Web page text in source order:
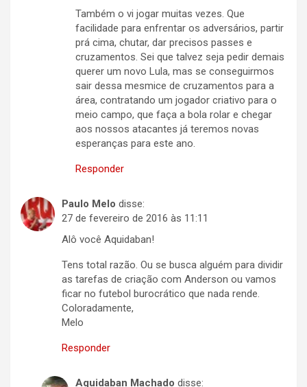
Também o vi jogar muitas vezes. Que
facilidade para enfrentar os adversários, partir
prá cima, chutar, dar precisos passes e
cruzamentos. Sei que talvez seja pedir demais
querer um novo Lula, mas se conseguirmos
sair dessa mesmice de cruzamentos para a
área, contratando um jogador criativo para o
meio campo, que faça a bola rolar e chegar
aos nossos atacantes já teremos novas
esperanças para este ano.
Responder
Paulo Melo disse:
27 de fevereiro de 2016 às 11:11
Alô você Aquidaban!
Tens total razão. Ou se busca alguém para dividir
as tarefas de criação com Anderson ou vamos
ficar no futebol burocrático que nada rende.
Coloradamente,
Melo
Responder
Aquidaban Machado disse: